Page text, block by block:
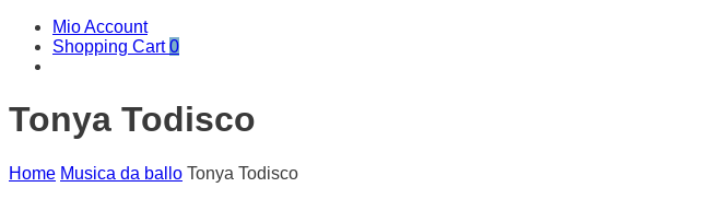
Mio Account
Shopping Cart 0
Tonya Todisco
Home Musica da ballo Tonya Todisco